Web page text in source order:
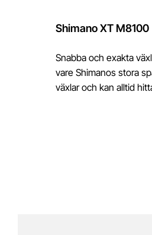
Shimano XT M8100
Snabba och exakta
vare Shimanos stora
växlar och kan alltid